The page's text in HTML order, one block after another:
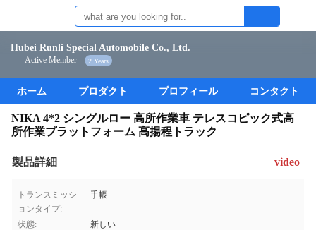
Hubei Runli Special Automobile Co., Ltd.
Active Member 2 Years
ホーム プロダクト プロフィール コンタクト
NIKA 4*2 シングルロー 高所作業車 テレスコピック式高
所作業プラットフォーム 高揚程トラック
製品詳細 video
トランスミッシ
ョンタイプ:
手帳
状態:
新しい